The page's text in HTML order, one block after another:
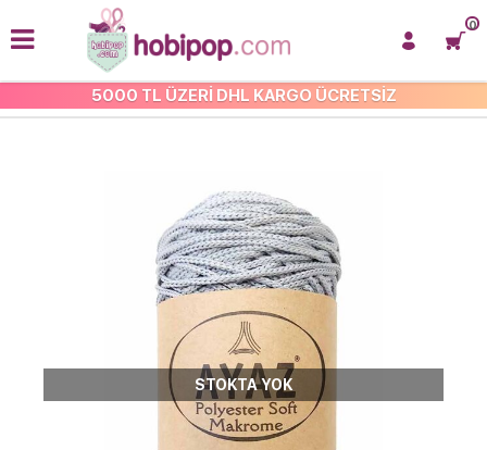
5000 TL ÜZERİ DHL KARGO ÜCRETSİZ
0
POLYESTER SOFT MAKROME İP
STOKTA YOK